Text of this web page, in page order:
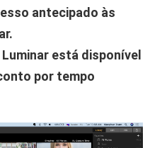
antecipado às
está disponível
por tempo